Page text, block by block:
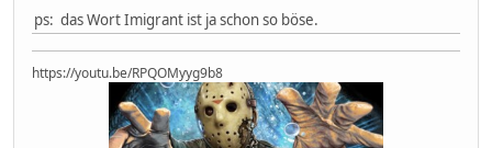
ps: das Wort Imigrant ist ja schon so böse.
https://youtu.be/RPQOMyyg9b8